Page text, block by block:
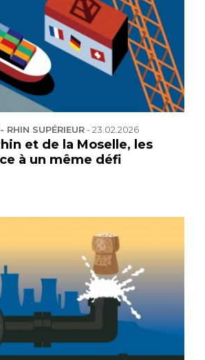
RHIN SUPÉRIEUR-23.02.2026
et de la Moselle, les
à un même défi